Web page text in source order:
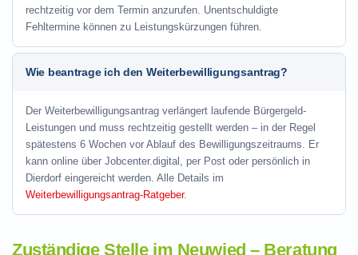
rechtzeitig vor dem Termin anzurufen. Unentschuldigte
Fehltermine können zu Leistungskürzungen führen.
Wie beantrage ich den Weiterbewilligungsantrag?
Der Weiterbewilligungsantrag verlängert laufende Bürgergeld-
Leistungen und muss rechtzeitig gestellt werden – in der Regel
spätestens 6 Wochen vor Ablauf des Bewilligungszeitraums. Er
kann online über Jobcenter.digital, per Post oder persönlich in
Dierdorf eingereicht werden. Alle Details im
Weiterbewilligungsantrag-Ratgeber.
Zuständige Stelle im Neuwied – Beratung